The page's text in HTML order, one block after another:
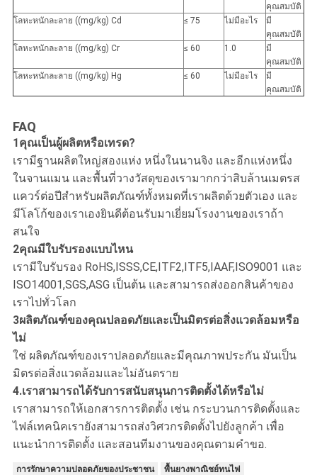
คุณสมบัติ
โลหะหนักละลาย ((mg/kg) Cd
≤ 75 ไม่มีอะไร
มี
คุณสมบัติ
โลหะหนักละลาย ((mg/kg) Cr
≤ 60 1.0
มี
คุณสมบัติ
โลหะหนักละลาย ((mg/kg) Hg
≤ 60 ไม่มีอะไร
มี
คุณสมบัติ
FAQ
1คุณเป็นผู้ผลิตหรือเทรด?
เรามีฐานผลิตใหญ่สองแห่ง หนึ่งในนานจิง และอีกแห่งหนึ่ง
ในจานแมน และพื้นที่วางวัสดุของเรามากกว่าสิบล้านเมตรส
แควร์ต่อปีสําหรับผลิตภัณฑ์ทั้งหมดที่เราผลิตด้วยตัวเอง และ
มีโลโก้ของเราเองยินดีต้อนรับมาเยี่ยมโรงงานของเราถ้า
สนใจ
2คุณมีใบรับรองแบบไหน
เรามีใบรับรอง RoHS,ISSS,CE,ITF2,ITF5,IAAF,ISO9001 และ
ISO14001,SGS,ASG เป็นต้น และสามารถส่งออกสินค้าของ
เราไปทั่วโลก
3ผลิตภัณฑ์ของคุณปลอดภัยและเป็นมิตรต่อสิ่งแวดล้อมหรือ
ไม่
ใช่ ผลิตภัณฑ์ของเราปลอดภัยและมีคุณภาพประกัน มันเป็น
มิตรต่อสิ่งแวดล้อมและไม่อันตราย
4.เราสามารถได้รับการสนับสนุนการติดตั้งได้หรือไม่
เราสามารถให้เอกสารการติดตั้ง เช่น กระบวนการติดตั้งและ
ไฟล์เทคนิคเรายังสามารถส่งวิศวกรติดตั้งไปยังลูกค้า เพื่อ
แนะนําการติดตั้ง และสอนทีมงานของคุณตามคําขอ.
การรักษาความปลอดภัยของประชาชน
พื้นยางพาณิชย์ทนไฟ